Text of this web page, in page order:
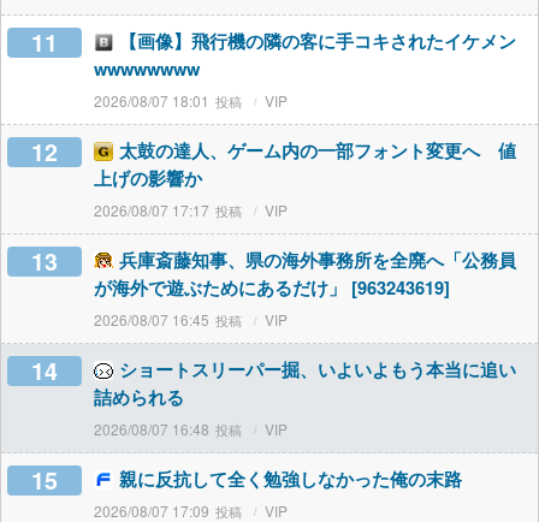
11
【画像】飛行機の隣の客に手コキされたイケメン
wwwwwwww
2026/08/07 18:01 VIP
12
太鼓の達人、ゲーム内の一部フォント変更へ 値
上げの影響か
2026/08/07 17:17 VIP
13
兵庫斎藤知事、県の海外事務所を全廃へ「公務員
が海外で遊ぶためにあるだけ」 [963243619]
2026/08/07 16:45 VIP
14
ショートスリーパー掘、いよいよもう本当に追い
詰められる
2026/08/07 16:48 VIP
15 親に反抗して全く勉強しなかった俺の末路
2026/08/07 17:09 VIP